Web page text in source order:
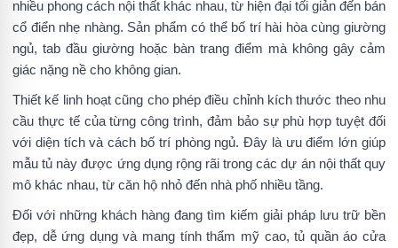
nhiều phong cách nội thất khác nhau, từ hiện đại tối giản đến bán
cổ điển nhẹ nhàng. Sản phẩm có thể bố trí hài hòa cùng giường
ngủ, tab đầu giường hoặc bàn trang điểm mà không gây cảm
giác nặng nề cho không gian.
Thiết kế linh hoạt cũng cho phép điều chỉnh kích thước theo nhu
cầu thực tế của từng công trình, đảm bảo sự phù hợp tuyệt đối
với diện tích và cách bố trí phòng ngủ. Đây là ưu điểm lớn giúp
mẫu tủ này được ứng dụng rộng rãi trong các dự án nội thất quy
mô khác nhau, từ căn hộ nhỏ đến nhà phố nhiều tầng.
Đối với những khách hàng đang tìm kiếm giải pháp lưu trữ bền
đẹp, dễ ứng dụng và mang tính thẩm mỹ cao, tủ quần áo cửa